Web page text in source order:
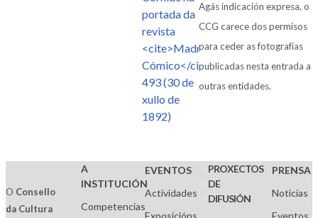
Agás indicación expresa, o
CCG carece dos permisos
para ceder as fotografías
publicadas nesta entrada a
outras entidades.
O Consello
da Cultura
A
INSTITUCIÓN
Competencias
EVENTOS
Actividades
Exposicións
PROXECTOS
DE
DIFUSIÓN
PRENSA
Noticias
Eventos